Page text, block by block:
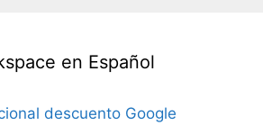
en Español
descuento Google